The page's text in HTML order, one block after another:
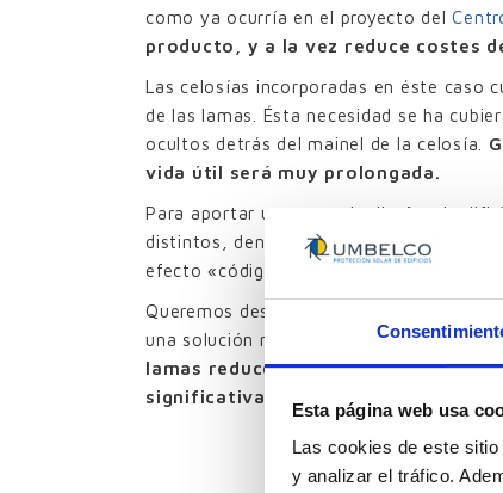
Esta página web usa
Las cookies de este
y analizar el tráfico.
como ya ocurría en el proyecto del
producto, y a la vez reduce costes
Las celosías incorporadas en éste caso
de las lamas. Ésta necesidad se ha
ocultos detrás del mainel de la celosía.
vida útil será muy prolongada.
Para aportar un punto de diseño al
distintos, dentro de la gama de tonos
efecto «código de barras» que destaca
Queremos destacar lo inteligente del
una solución muy efectiva para la
lamas reduce a cero el consumo
significativamente las fugas térmicas